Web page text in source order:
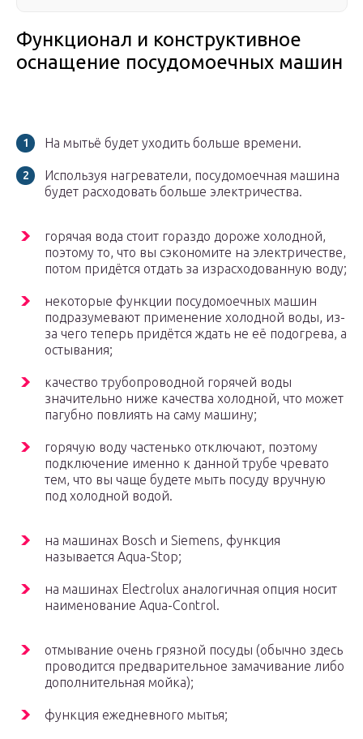
Функционал и конструктивное
оснащение посудомоечных машин
На мытьё будет уходить больше времени.
Используя нагреватели, посудомоечная машина
будет расходовать больше электричества.
горячая вода стоит гораздо дороже холодной,
поэтому то, что вы сэкономите на электричестве,
потом придётся отдать за израсходованную воду;
некоторые функции посудомоечных машин
подразумевают применение холодной воды, из-
за чего теперь придётся ждать не её подогрева, а
остывания;
качество трубопроводной горячей воды
значительно ниже качества холодной, что может
пагубно повлиять на саму машину;
горячую воду частенько отключают, поэтому
подключение именно к данной трубе чревато
тем, что вы чаще будете мыть посуду вручную
под холодной водой.
на машинах Bosch и Siemens, функция
называется Aqua-Stop;
на машинах Electrolux аналогичная опция носит
наименование Aqua-Control.
отмывание очень грязной посуды (обычно здесь
проводится предварительное замачивание либо
дополнительная мойка);
функция ежедневного мытья;